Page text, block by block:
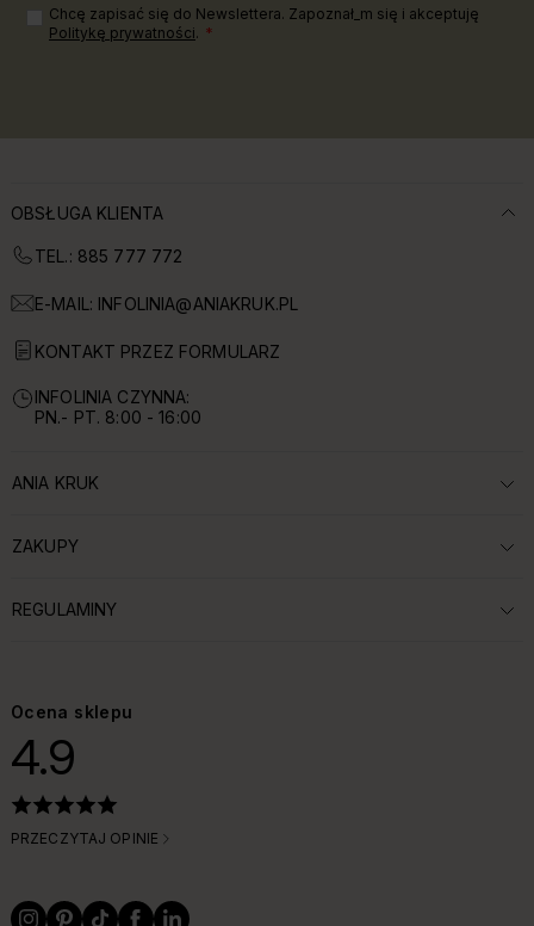
Chcę zapisać się do Newslettera. Zapoznał_m się i akceptuję
Politykę prywatności.
OBSŁUGA KLIENTA
TEL.: 885 777 772
E-MAIL: INFOLINIA@ANIAKRUK.PL
KONTAKT PRZEZ FORMULARZ
INFOLINIA CZYNNA:
PN.- PT. 8:00 - 16:00
ROZWIŃ SEKCJĘ:
ANIA KRUK
ROZWIŃ SEKCJĘ:
ZAKUPY
ROZWIŃ SEKCJĘ:
REGULAMINY
Ocena sklepu
4.9
PRZECZYTAJ OPINIE